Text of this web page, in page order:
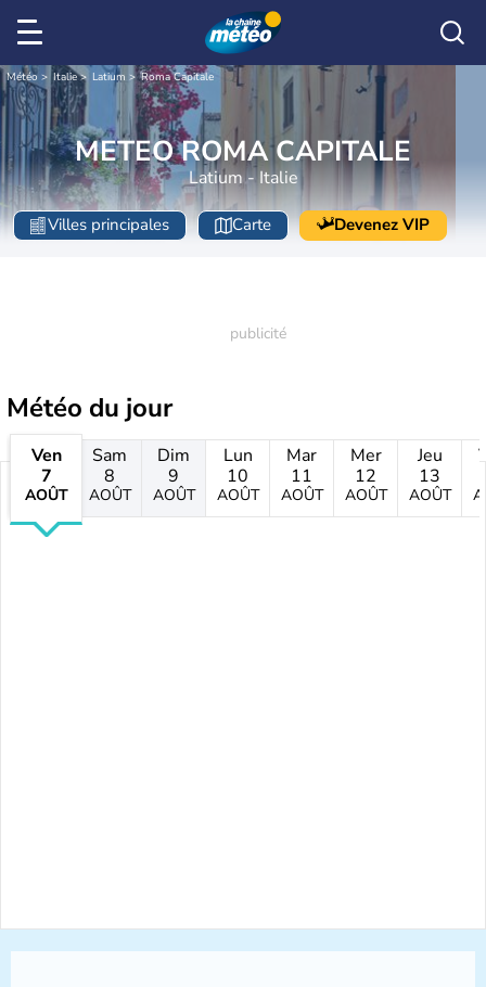
Météo Italie Latium Roma Capitale
METEO ROMA CAPITALE
Latium - Italie
Villes principales Carte Devenez VIP
Météo du jour
Ven
7
AOÛT
Sam
8
AOÛT
Dim
9
AOÛT
Lun
10
AOÛT
Mar
11
AOÛT
Mer
12
AOÛT
Jeu
13
AOÛT